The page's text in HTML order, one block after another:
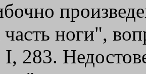
часть ноги",
I, 283.